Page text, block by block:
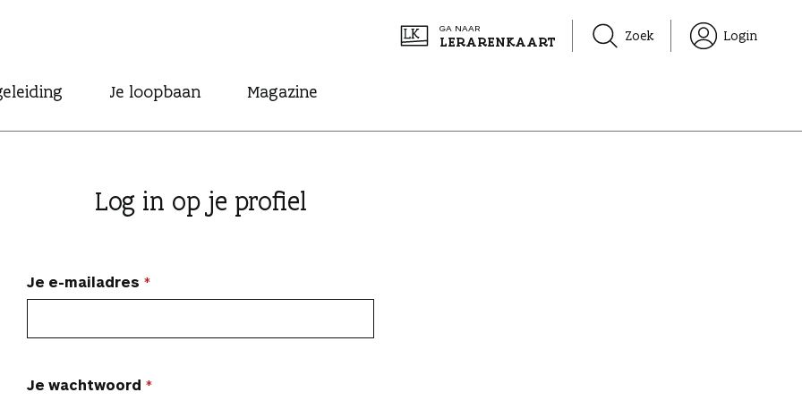
GA NAAR
LERARENKAART Zoek Login
Je loopbaan Magazine
Log in op je profiel
Je e-mailadres
Je wachtwoord